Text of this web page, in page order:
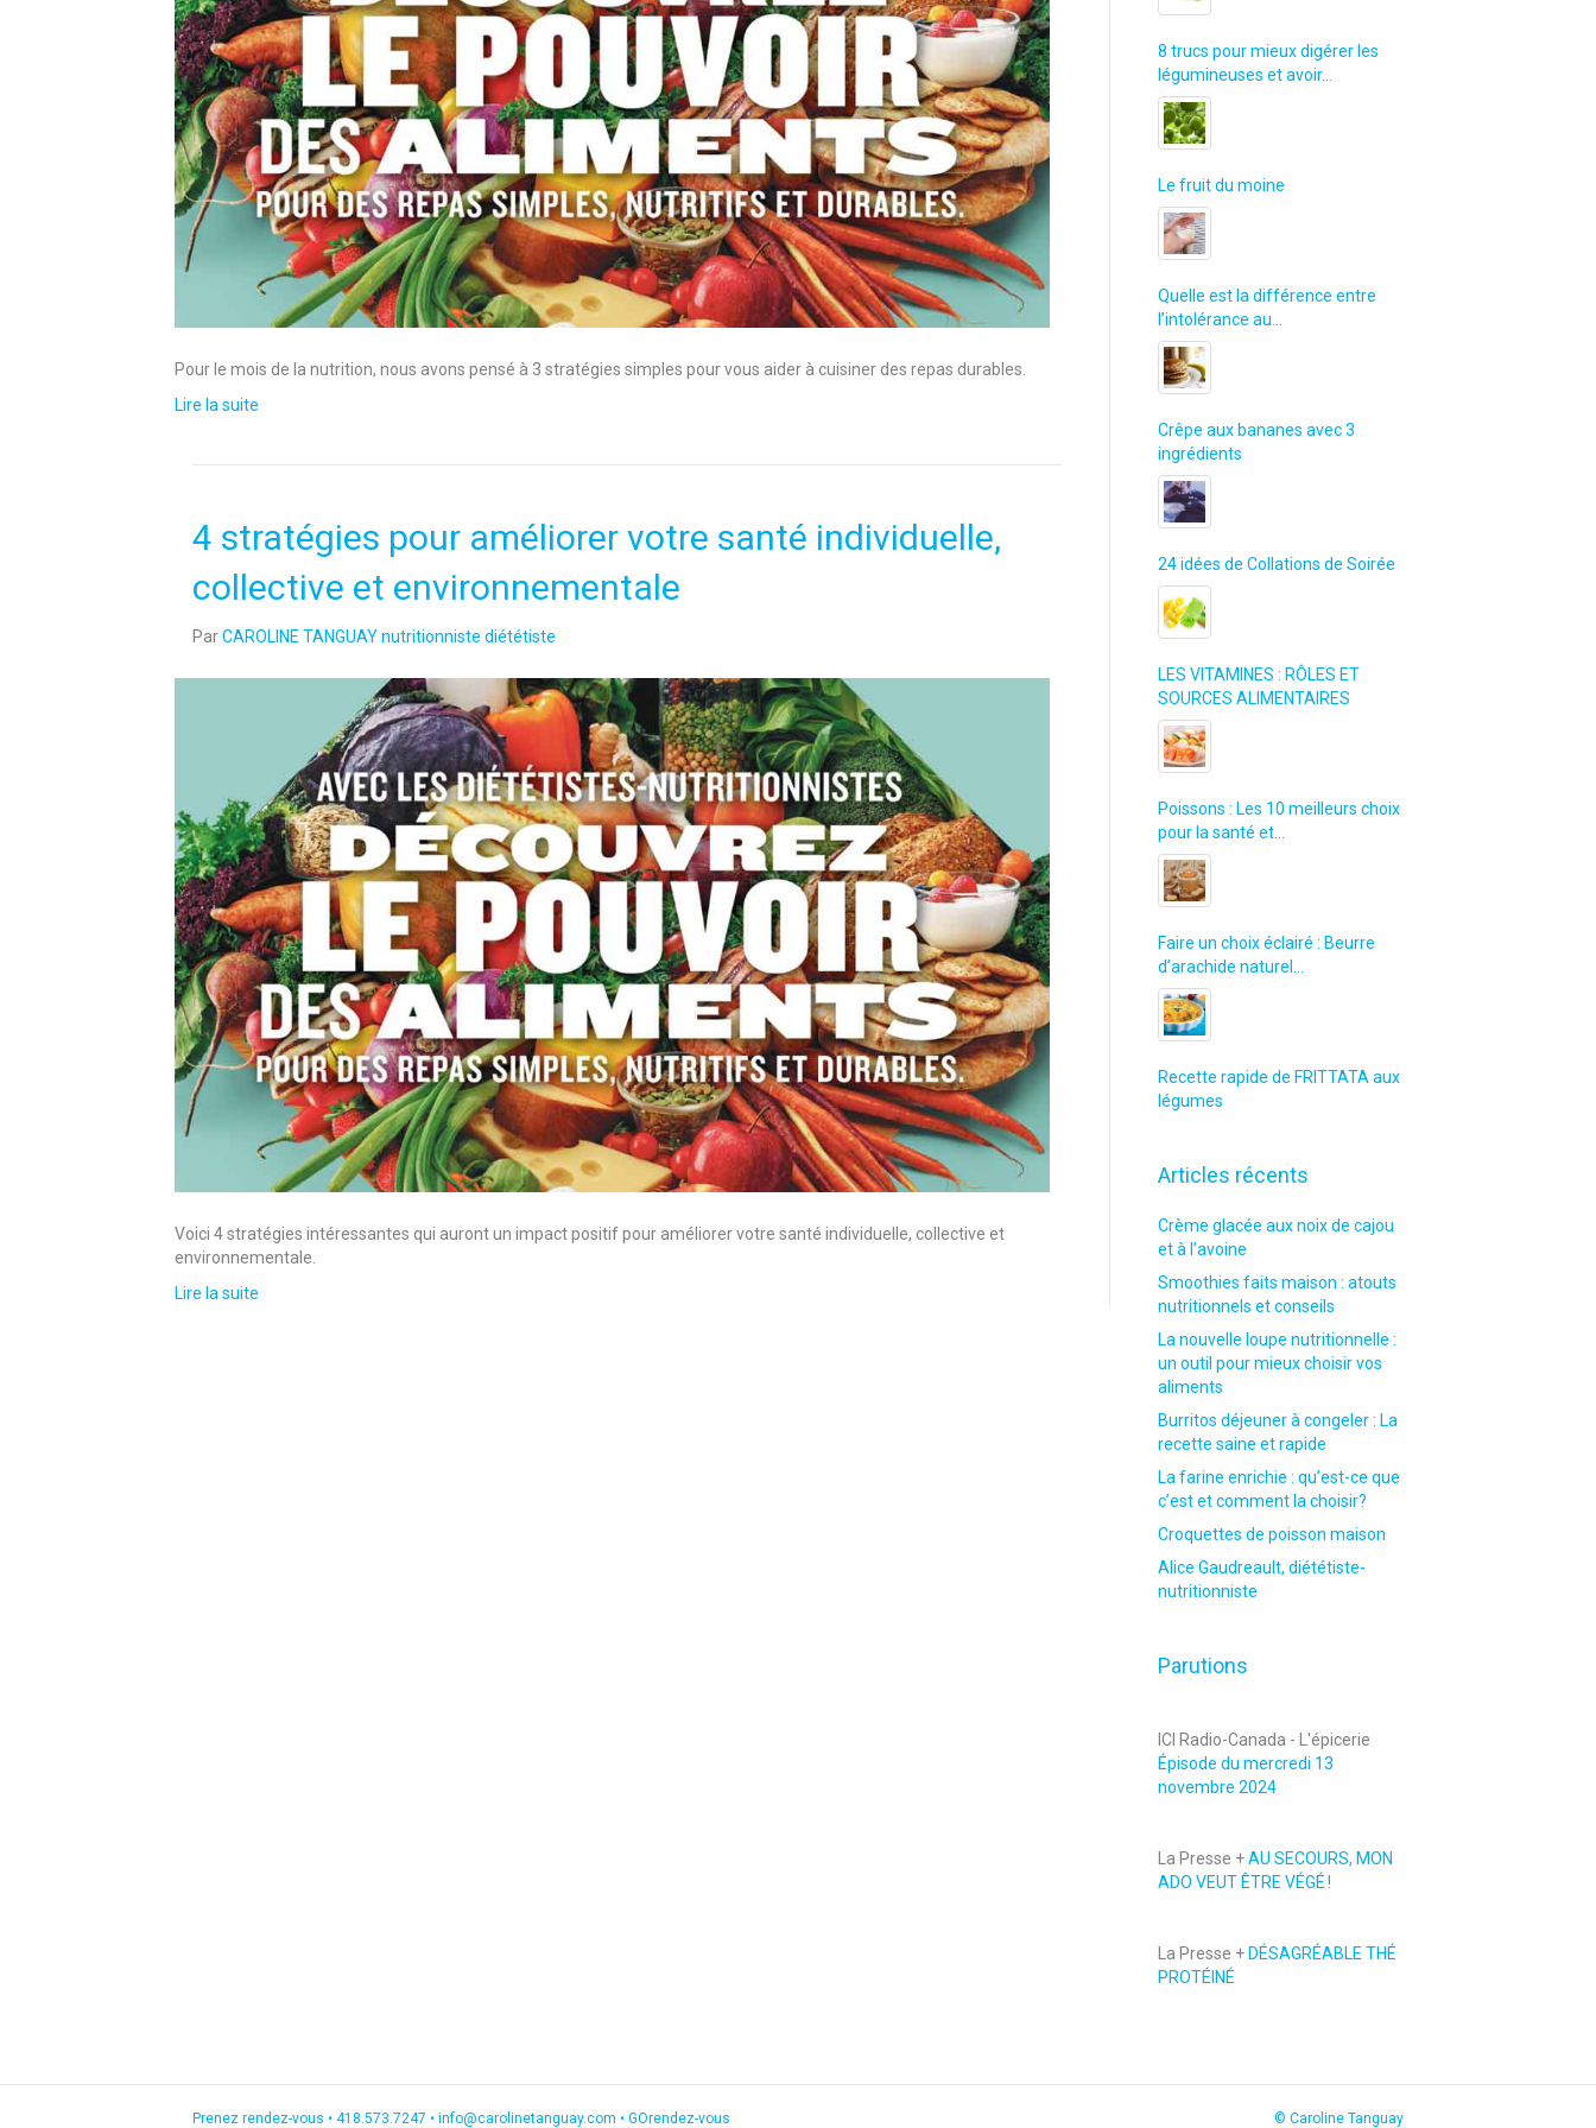
Pour le mois de la nutrition, nous avons pensé à 3 stratégies simples pour vous aider à cuisiner des repas durables.
Lire la suite
4 stratégies pour améliorer votre santé individuelle,
collective et environnementale
ParCAROLINE TANGUAY nutritionniste diététiste
Voici 4 stratégies intéressantes qui auront un impact positif pour améliorer votre santé individuelle, collective et
environnementale.
Lire la suite
8 trucs pour mieux digérer les
légumineuses et avoir…
Le fruit du moine
Quelle est la différence entre
l’intolérance au…
Crêpe aux bananes avec 3
ingrédients
24 idées de Collations de Soirée
LES VITAMINES : RÔLES ET
SOURCES ALIMENTAIRES
Poissons : Les 10 meilleurs choix
pour la santé et…
Faire un choix éclairé : Beurre
d’arachide naturel…
Recette rapide de FRITTATA aux
légumes
Articles récents
Crème glacée aux noix de cajou
et à l’avoine
Smoothies faits maison : atouts
nutritionnels et conseils
La nouvelle loupe nutritionnelle :
un outil pour mieux choisir vos
aliments
Burritos déjeuner à congeler : La
recette saine et rapide
La farine enrichie : qu’est-ce que
c’est et comment la choisir?
Croquettes de poisson maison
Alice Gaudreault, diététiste-
nutritionniste
Parutions
ICI Radio-Canada - L'épicerie
Épisode du mercredi 13
novembre 2024
La Presse +AU SECOURS, MON
ADO VEUT ÊTRE VÉGÉ !
La Presse + DÉSAGRÉABLE THÉ
PROTÉINÉ
Prenez rendez-vous • 418.573.7247 • info@carolinetanguay.com • GOrendez-vous © Caroline Tanguay